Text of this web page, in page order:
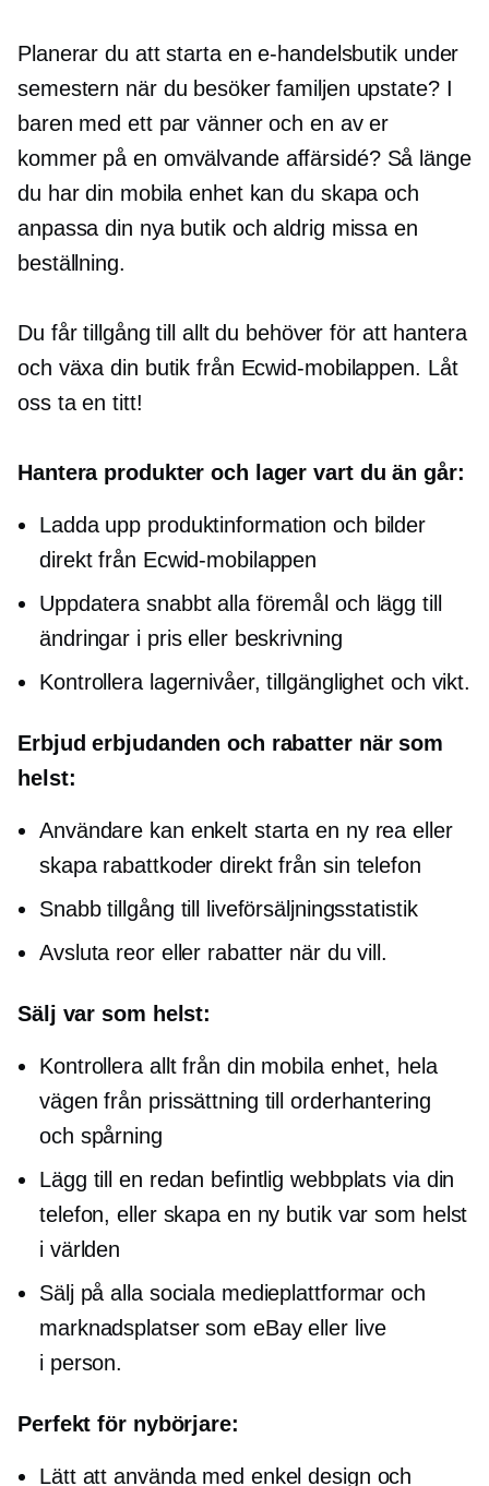
Planerar du att starta en e-handelsbutik under
semestern när du besöker familjen upstate? I
baren med ett par vänner och en av er
kommer på en omvälvandeaffärsidé? Så länge
du har din mobila enhet kan du skapa och
anpassa din nya butik och aldrig missa en
beställning.
Du får tillgång till allt du behöver för att hantera
och växa din butik från Ecwid-mobilappen. Låt
oss ta en titt!
Hantera produkter och lager vart du än går:
Ladda upp produktinformation och bilder
direkt från Ecwid-mobilappen
Uppdatera snabbt alla föremål och lägg till
ändringar i pris eller beskrivning
Kontrollera lagernivåer, tillgänglighet och vikt.
Erbjud erbjudanden och rabatter när som
helst:
Användare kan enkelt starta en ny rea eller
skapa rabattkoder direkt från sin telefon
Snabb tillgång till liveförsäljningsstatistik
Avsluta reor eller rabatter när du vill.
Sälj var som helst:
Kontrollera allt från din mobila enhet, hela
vägen från prissättning till orderhantering
och spårning
Lägg till en redan befintlig webbplats via din
telefon, eller skapa en ny butik var som helst
i världen
Sälj på alla sociala medieplattformar och
marknadsplatser som eBay eller live
i person.
Perfekt för nybörjare:
Lätt att använda med enkel design och